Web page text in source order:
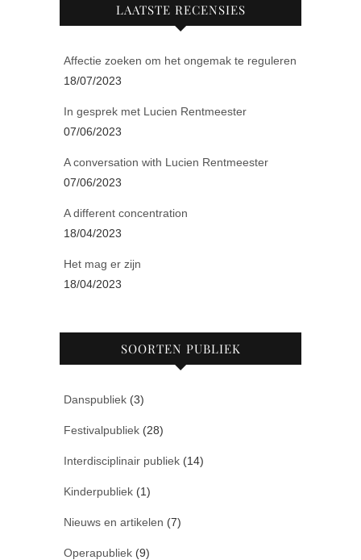
LAATSTE RECENSIES
Affectie zoeken om het ongemak te reguleren
18/07/2023
In gesprek met Lucien Rentmeester
07/06/2023
A conversation with Lucien Rentmeester
07/06/2023
A different concentration
18/04/2023
Het mag er zijn
18/04/2023
SOORTEN PUBLIEK
Danspubliek (3)
Festivalpubliek (28)
Interdisciplinair publiek (14)
Kinderpubliek (1)
Nieuws en artikelen (7)
Operapubliek (9)